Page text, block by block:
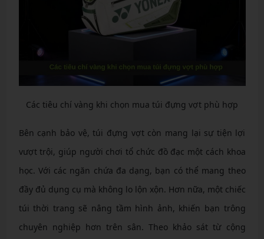
Các tiêu chí vàng khi chọn mua túi đựng vợt phù hợp
Bên cạnh bảo vệ, túi đựng vợt còn mang lại sự tiện lợi
vượt trội, giúp người chơi tổ chức đồ đạc một cách khoa
học. Với các ngăn chứa đa dạng, bạn có thể mang theo
đầy đủ dụng cụ mà không lo lộn xộn. Hơn nữa, một chiếc
túi thời trang sẽ nâng tầm hình ảnh, khiến bạn trông
chuyên nghiệp hơn trên sân. Theo khảo sát từ cộng